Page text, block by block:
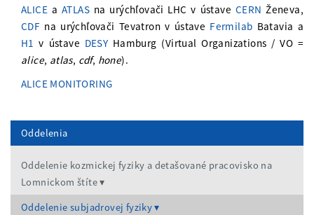
ALICE a ATLASna urýchľovači LHC v ústave CERN Ženeva,
CDF na urýchľovači Tevatron v ústave Fermilab Batavia a
H1 v ústave DESY Hamburg (Virtual Organizations / VO =
alice, atlas, cdf, hone).
ALICE MONITORING
Oddelenia
Oddelenie kozmickej fyziky a detašované pracovisko na
Lomnickom štíte
Oddelenie subjadrovej fyziky